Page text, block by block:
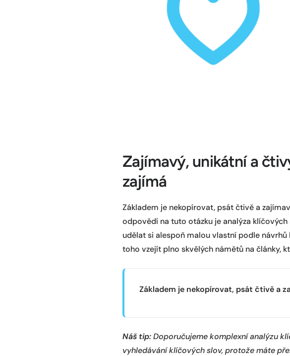
Zajímavý, unikátní a
zajímá
Základem je nekopírovat, psát čtivě a
odpovědí na tuto otázku je analýza
udělat si alespoň malou vlastní podle
toho vzejít plno skvělých námětů na články,
Základem je nekopírovat, psát čtivě a
Náš tip:Doporučujeme komplexní analýzu
vyhledávání klíčových slov, protože máte